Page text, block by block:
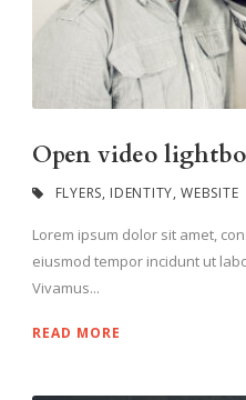
Open video
FLYERS, IDENTITY, WEBSITE
Lorem ipsum dolor sit amet,
eiusmod tempor incidunt ut
Vivamus...
READ MORE